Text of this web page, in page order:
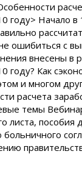
году> Начало
ошибиться с
внесены в
году? Как
и многом
расчета
темы
листа, пособия